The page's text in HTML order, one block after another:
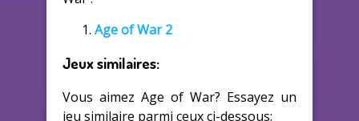
Age of War 2
Jeux similaires:
Vous aimez Age of War? Essayez un
jeu similaire parmi ceux ci-dessous: